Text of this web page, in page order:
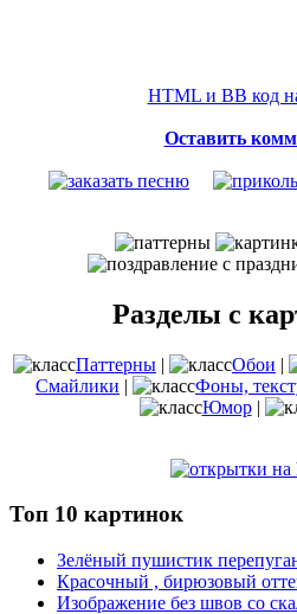
HTML и BB код
Оставить
Разделы с
Паттерны | Обои |
Смайлики | Фоны,
Юмор|
Топ 10 картинок
Зелёный пушистик
Красочный , бирюзовый
Изображение без швов со